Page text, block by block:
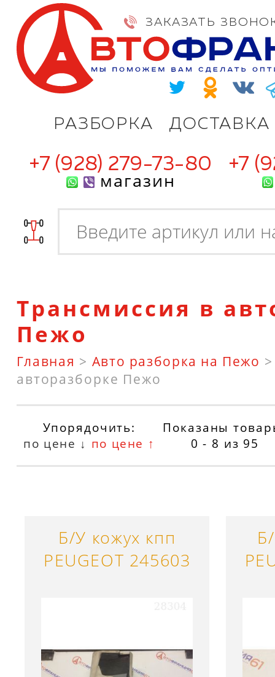
РАЗБОРКА ДОСТАВКА
ЗАКАЗАТЬ
+7 (928) 279-73-80
магазин
+7
Трансмиссия в
Пежо
Главная > Авто разборка на Пежо
авторазборке Пежо
Упорядочить:
по цене ↓ по цене ↑
Показаны
0 - 8 из 95
Б/У кожух кпп
PEUGEOT 245603